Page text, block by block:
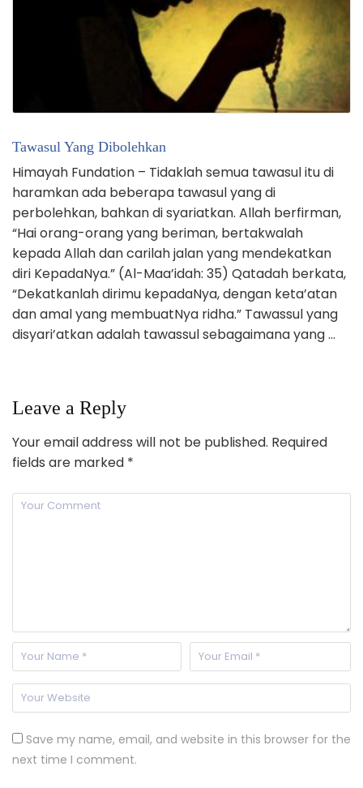
Tawasul Yang Dibolehkan
Himayah Fundation – Tidaklah semua tawasul itu di
haramkan ada beberapa tawasul yang di
perbolehkan, bahkan di syariatkan. Allah berfirman,
“Hai orang-orang yang beriman, bertakwalah
kepada Allah dan carilah jalan yang mendekatkan
diri KepadaNya.” (Al-Maa’idah: 35) Qatadah berkata,
“Dekatkanlah dirimu kepadaNya, dengan keta’atan
dan amal yang membuatNya ridha.” Tawassul yang
disyari’atkan adalah tawassul sebagaimana yang …
Leave a Reply
Your email address will not be published. Required
fields are marked *
Save my name, email, and website in this browser for the
next time I comment.